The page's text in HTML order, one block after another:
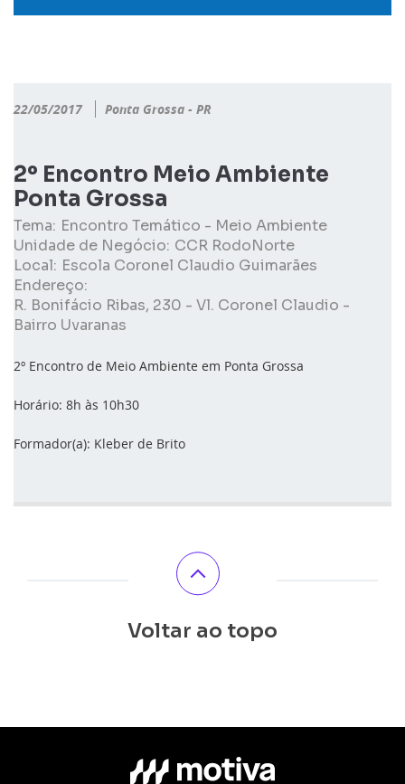
22/05/2017 Ponta Grossa - PR
2º Encontro Meio Ambiente
Ponta Grossa
Tema: Encontro Temático - Meio Ambiente
Unidade de Negócio: CCR RodoNorte
Local: Escola Coronel Claudio Guimarães
Endereço:
R. Bonifácio Ribas, 230 - Vl. Coronel Claudio -
Bairro Uvaranas
2º Encontro de Meio Ambiente em Ponta Grossa
Horário: 8h às 10h30
Formador(a): Kleber de Brito
Voltar ao topo